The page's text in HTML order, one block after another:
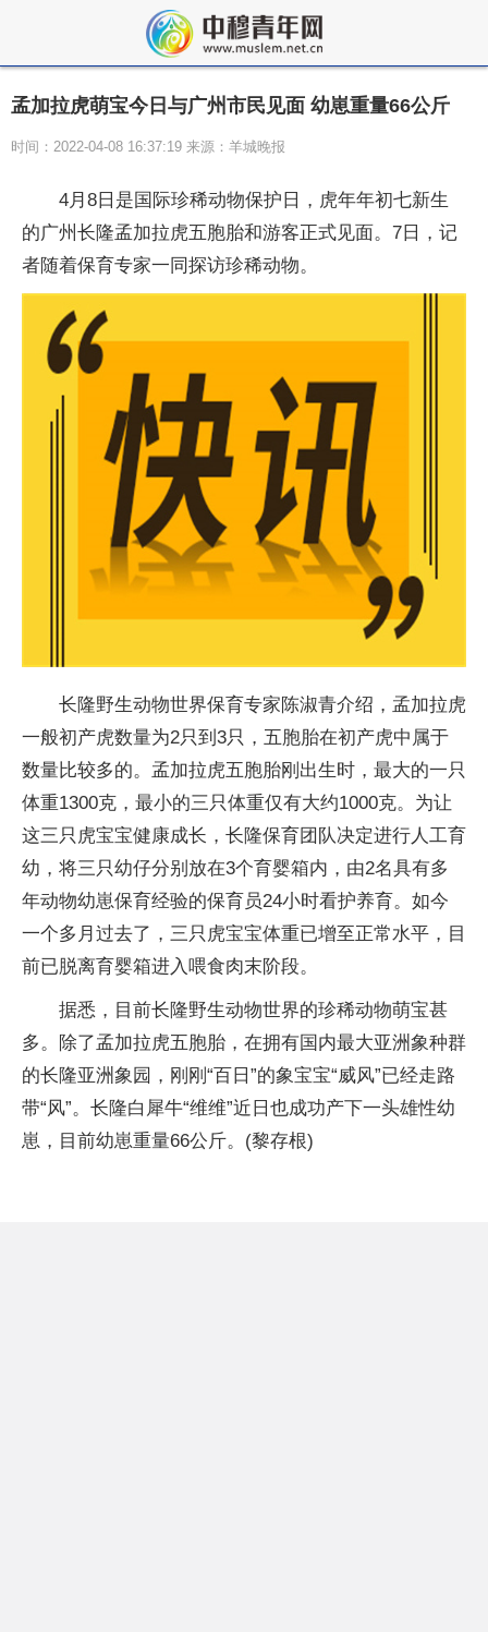
孟加拉虎萌宝今日与广州市民见面 幼崽重量66公斤
时间：2022-04-08 16:37:19 来源：羊城晚报
4月8日是国际珍稀动物保护日，虎年年初七新生
的广州长隆孟加拉虎五胞胎和游客正式见面。7日，记
者随着保育专家一同探访珍稀动物。
长隆野生动物世界保育专家陈淑青介绍，孟加拉虎
一般初产虎数量为2只到3只，五胞胎在初产虎中属于
数量比较多的。孟加拉虎五胞胎刚出生时，最大的一只
体重1300克，最小的三只体重仅有大约1000克。为让
这三只虎宝宝健康成长，长隆保育团队决定进行人工育
幼，将三只幼仔分别放在3个育婴箱内，由2名具有多
年动物幼崽保育经验的保育员24小时看护养育。如今
一个多月过去了，三只虎宝宝体重已增至正常水平，目
前已脱离育婴箱进入喂食肉末阶段。
据悉，目前长隆野生动物世界的珍稀动物萌宝甚
多。除了孟加拉虎五胞胎，在拥有国内最大亚洲象种群
的长隆亚洲象园，刚刚“百日”的象宝宝“威风”已经走路
带“风”。长隆白犀牛“维维”近日也成功产下一头雄性幼
崽，目前幼崽重量66公斤。(黎存根)